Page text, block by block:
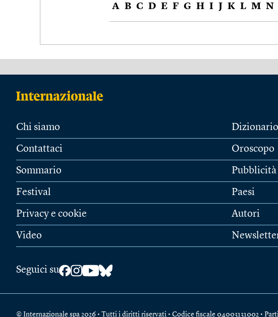
A B C D E F G H I J K L M N
Chi siamo
Contattaci
Sommario
Festival
Privacy e cookie
Video
Oroscopo
Pubblicità
Paesi
Autori
Seguici su
© Internazionale spa 2026 • Tutti i diritti riservati • Codice fiscale 04003131002 •